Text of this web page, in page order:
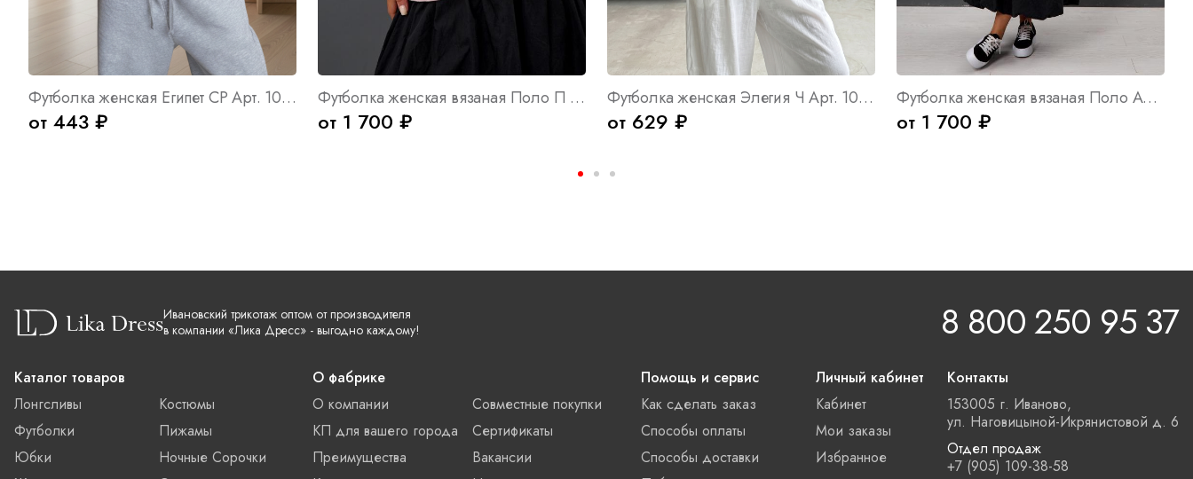
Футболка женская Египет СР Арт. 10576
от 443 ₽
Футболка женская вязаная Поло П Арт. 10543
от 1 700 ₽
Футболка женская Элегия Ч Арт. 10731
от 629 ₽
Футболка женская вязаная Поло Арт. 10513
от 1 700 ₽
Ивановский трикотаж оптом от производителя
в компании «Лика Дресс» - выгодно каждому!
8 800 250 95 37
Каталог товаров
Лонгсливы
Футболки
Юбки
Костюмы
Пижамы
Ночные Сорочки
О фабрике
О компании
КП для вашего города
Преимущества
Совместные покупки
Сертификаты
Вакансии
Помощь и сервис
Как сделать заказ
Способы оплаты
Способы доставки
Личный кабинет
Кабинет
Мои заказы
Избранное
Контакты
153005 г. Иваново,
ул. Наговицыной-Икрянистовой д. 6
Отдел продаж
+7 (905) 109-38-58